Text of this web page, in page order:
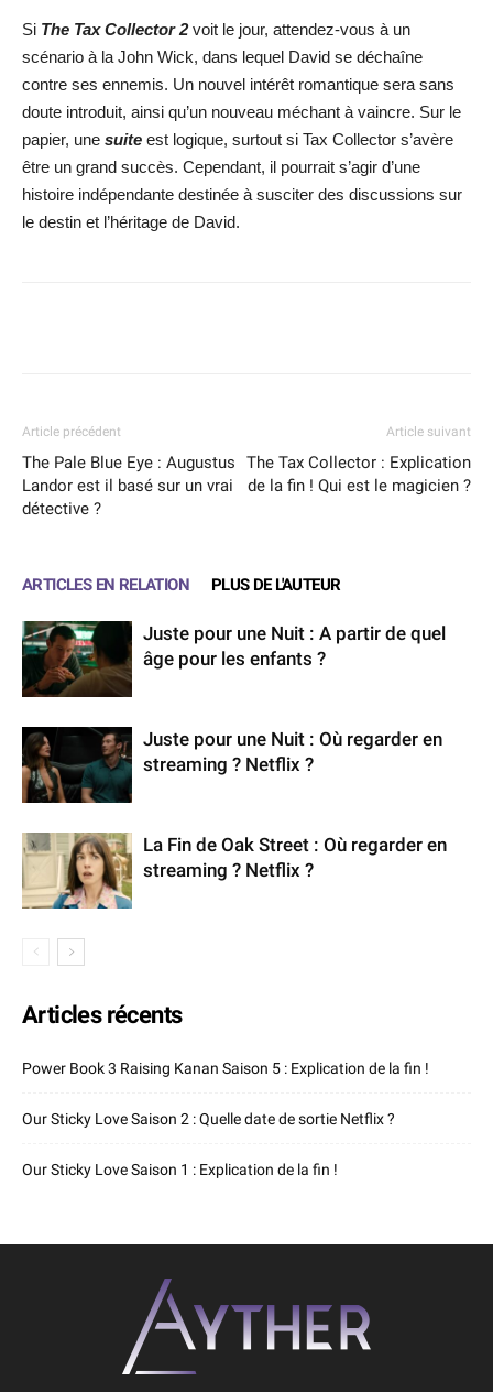
Si The Tax Collector 2voit le jour, attendez-vous à un
scénario à la John Wick, dans lequel David se déchaîne
contre ses ennemis. Un nouvel intérêt romantique sera sans
doute introduit, ainsi qu’un nouveau méchant à vaincre. Sur le
papier, une suite est logique, surtout si Tax Collector s’avère
être un grand succès. Cependant, il pourrait s’agir d’une
histoire indépendante destinée à susciter des discussions sur
le destin et l’héritage de David.
Article précédent
The Pale Blue Eye : Augustus
Landor est il basé sur un vrai
détective ?
Article suivant
The Tax Collector : Explication
de la fin ! Qui est le magicien ?
ARTICLES EN RELATION PLUS DE L'AUTEUR
Juste pour une Nuit : A partir de quel
âge pour les enfants ?
Juste pour une Nuit : Où regarder en
streaming ? Netflix ?
La Fin de Oak Street : Où regarder en
streaming ? Netflix ?
Articles récents
Power Book 3 Raising Kanan Saison 5 : Explication de la fin !
Our Sticky Love Saison 2 : Quelle date de sortie Netflix ?
Our Sticky Love Saison 1 : Explication de la fin !